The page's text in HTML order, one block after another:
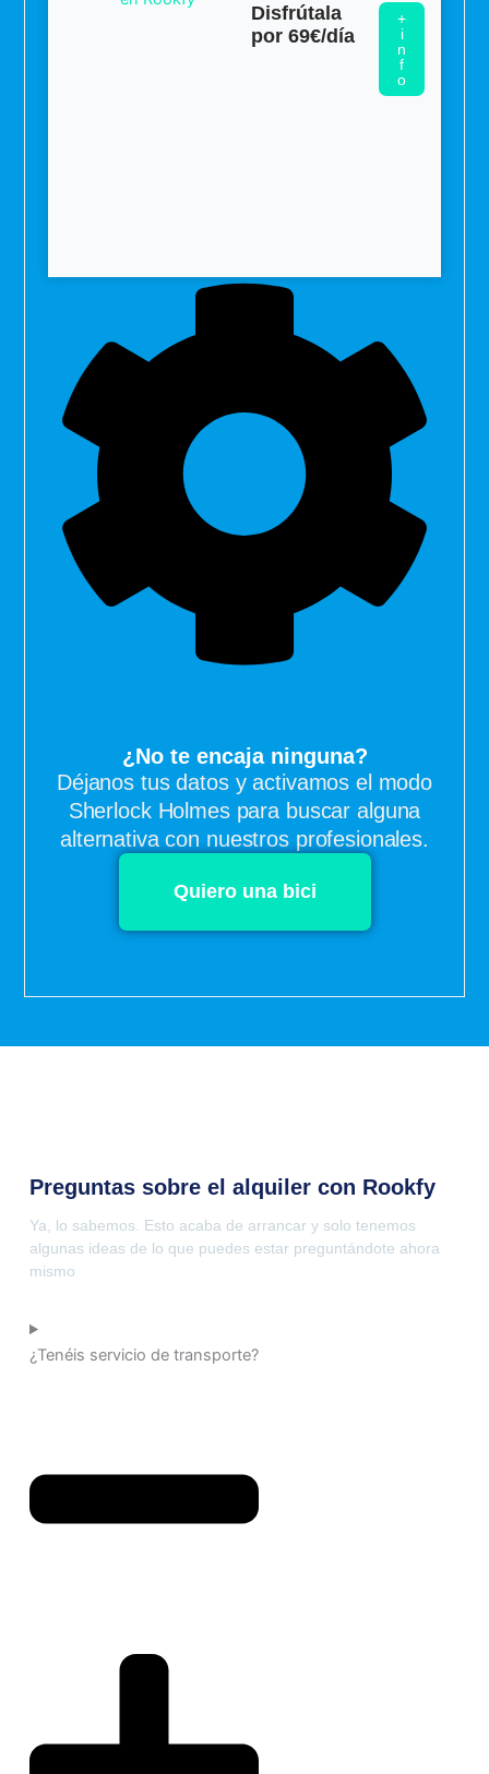
Disfrútala
por 69€/día
+
i
n
f
o
¿No te encaja ninguna?
Déjanos tus datos y activamos el modo
Sherlock Holmes para buscar alguna
alternativa con nuestros profesionales.
Quiero una bici
Preguntas sobre el alquiler con Rookfy
Ya, lo sabemos. Esto acaba de arrancar y solo tenemos
algunas ideas de lo que puedes estar preguntándote ahora
mismo
¿Tenéis servicio de transporte?